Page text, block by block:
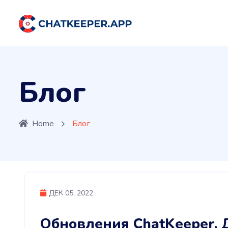
Блог
Home Блог
ДЕК 05, 2022
Обновления ChatKeeper,